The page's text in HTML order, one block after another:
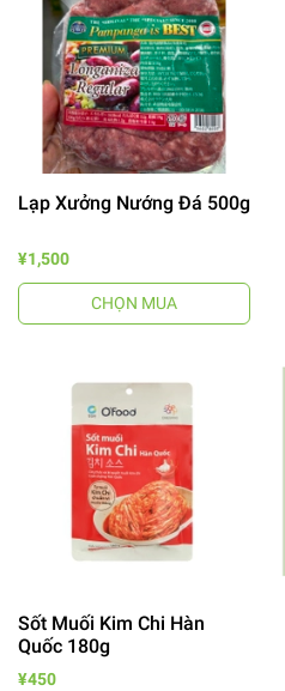
Lạp Xưởng Nướng Đá 500g
¥1,500
CHỌN MUA
Sốt Muối Kim Chi Hàn
Quốc 180g
¥450